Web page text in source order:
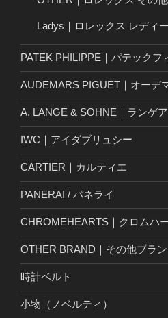
Ladys｜ロレックス レディ
PATEK PHILIPPE｜パテックフ
AUDEMARS PIGUET｜オーデ
A. LANGE & SOHNE｜ランゲ
IWC｜アイダブリュシー
CARTIER｜カルティエ
PANERAI / パネライ
CHROMEHEARTS｜クロムハ
OTHER BRAND｜その他ブラン
時計ベルト
小物（ノベルティ）